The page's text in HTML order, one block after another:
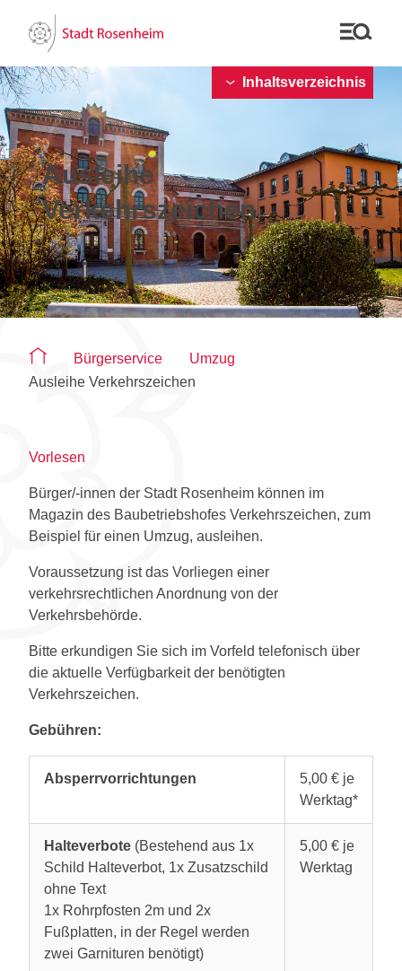
Ausleihe
Verkehrszeichen
Sie befinden sich auf der Seite "Ausleihe
Bürgerservice
Umzug
Ausleihe Verkehrszeichen
Vorlesen
Bürger/-innen der Stadt Rosenheim können im
Magazin des Baubetriebshofes Verkehrszeichen, zum
Beispiel für einen Umzug, ausleihen.
Voraussetzung ist das Vorliegen einer
verkehrsrechtlichen Anordnung von der
Verkehrsbehörde.
Bitte erkundigen Sie sich im Vorfeld telefonisch über
die aktuelle Verfügbarkeit der benötigten
Verkehrszeichen.
Gebühren:
Absperrvorrichtungen
5,00 € je
Werktag*
Halteverbote (Bestehend aus 1x
Schild Halteverbot, 1x Zusatzschild
ohne Text
1x Rohrpfosten 2m und 2x
Fußplatten, in der Regel werden
zwei Garnituren benötigt)
5,00 € je
Werktag
Inhaltsverzeichnis